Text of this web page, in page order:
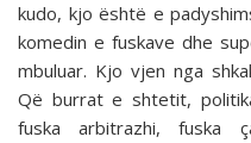
kudo, kjo është e
komedin e fuskave dhe
mbuluar. Kjo vjen nga
Që burrat e shtetit,
fuska arbitrazhi, fuska